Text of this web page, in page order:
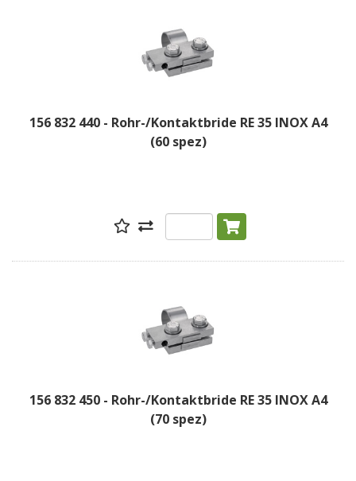
156 832 440 - Rohr-/Kontaktbride RE 35 INOX A4
(60 spez)
156 832 450 - Rohr-/Kontaktbride RE 35 INOX A4
(70 spez)